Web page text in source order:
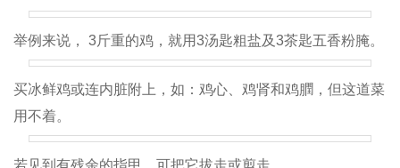
举例来说， 3斤重的鸡，就用3汤匙粗盐及3茶匙五香粉腌。
买冰鲜鸡或连内脏附上，如：鸡心、鸡肾和鸡膶，但这道菜
用不着。
若见到有残余的指甲，可把它拔走或剪走。